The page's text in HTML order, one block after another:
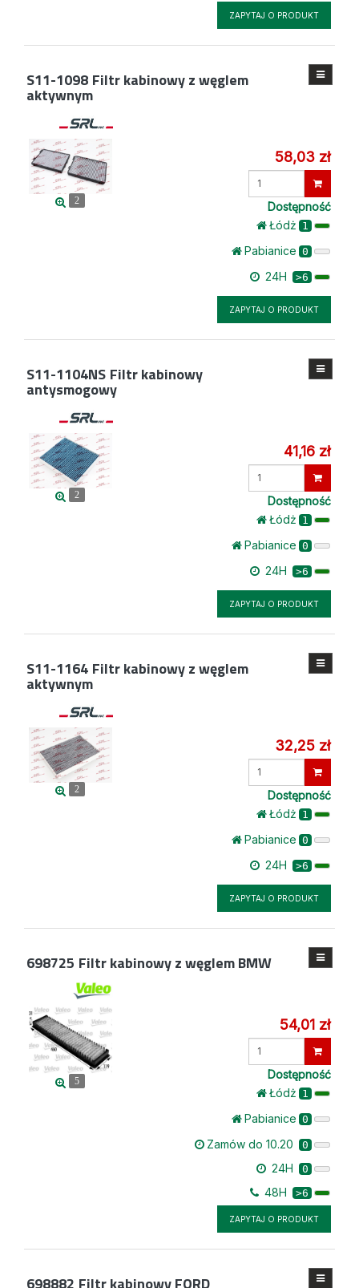
ZAPYTAJ O PRODUKT
S11-1098 Filtr kabinowy z węglem
aktywnym
2
58,03 zł
Wprowadź
Dostępność
Łódż 1
Pabianice 0
24H >6
ZAPYTAJ O PRODUKT
S11-1104NS Filtr kabinowy
antysmogowy
2
41,16 zł
Wprowadź
Dostępność
Łódż 1
Pabianice 0
24H >6
ZAPYTAJ O PRODUKT
S11-1164 Filtr kabinowy z węglem
aktywnym
2
32,25 zł
Wprowadź
Dostępność
Łódż 1
Pabianice 0
24H >6
ZAPYTAJ O PRODUKT
698725 Filtr kabinowy z węglem BMW
5
54,01 zł
Wprowadź
Dostępność
Łódż 1
Pabianice 0
Zamów do 10.20 0
24H 0
48H >6
ZAPYTAJ O PRODUKT
698882 Filtr kabinowy FORD